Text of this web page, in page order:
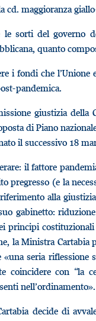
cd. maggioranza
le sorti del governo
quanto
i fondi che l’Unione
pandemica.
giustizia della
di Piano
il successivo 18
il fattore
pregresso (e la
alla
gabinetto:
principi
la Ministra Cartabia
seria riflessione
coincidere con “la
nell’ordinamento».
decide di